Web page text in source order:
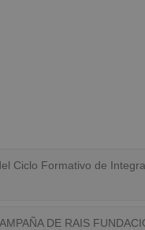
Ciclo Formativo de
DE RAIS